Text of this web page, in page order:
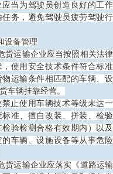
当为驾驶员创造良好的工作
务，避免驾驶员疲劳驾驶行
设备管理
货运输企业应当按照相关法律
使用安全技术条件符合标准
运输条件相匹配的车辆、设
车辆挂靠经营。
止使用车辆技术等级未达一
准、擅自改装、拼装、检验
验检测合格有效期内）以及
车辆、设施设备等从事危险
货运输企业应落实《道路运输